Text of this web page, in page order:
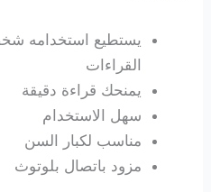
يستطيع استخدامه
القراءات
يمنحك قراءة دقيقة
سهل الاستخدام
مناسب لكبار السن
مزود باتصال بلوتوث